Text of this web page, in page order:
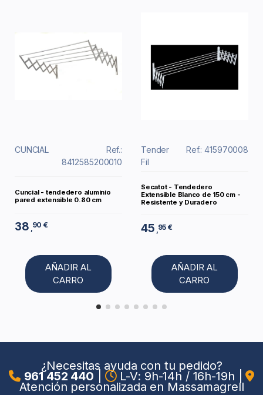
CUNCIAL
Ref.:
8412585200010
Cuncial - tendedero aluminio
pared extensible 0.80 cm
38 ,90 €
AÑADIR AL
CARRO
Tender
Fil
Ref.: 415970008
Secatot - Tendedero
Extensible Blanco de 150 cm -
Resistente y Duradero
45 ,95 €
AÑADIR AL
CARRO
¿Necesitas ayuda con tu pedido?
961 452 440 L-V: 9h-14h / 16h-19h
Atención personalizada en Massamagrell